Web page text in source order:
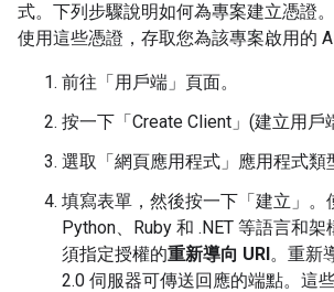
式。下列步驟說明如何為專案建立憑證
使用這些憑證，存取您為該專案啟用的
前往「用戶端」頁面。
按一下「Create Client」(建立用戶
選取「網頁應用程式」 應用程式類
填寫表單，然後按一下「建立」 。
Python、Ruby 和 .NET 等語言和
須指定授權的重新導向 URI。重新
2.0 伺服器可傳送回應的端點。這